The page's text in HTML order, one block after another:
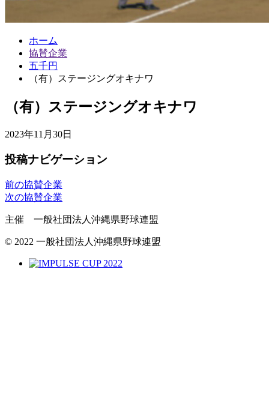
ホーム
協賛企業
五千円
（有）ステージングオキナワ
（有）ステージングオキナワ
2023年11月30日
投稿ナビゲーション
前の協賛企業
次の協賛企業
主催 一般社団法人沖縄県野球連盟
© 2022 一般社団法人沖縄県野球連盟